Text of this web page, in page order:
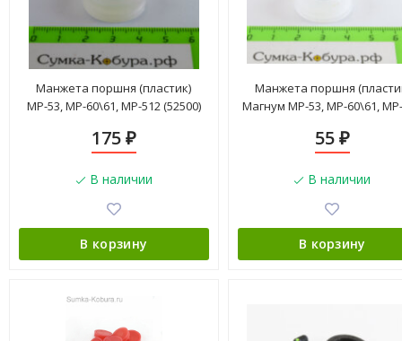
Манжета поршня (пластик)
МР-53, МР-60\61, МР-512 (52500)
175 ₽
В наличии
В корзину
Манжета поршня
Магнум МР-53, МР-60\61,
55 ₽
В наличии
В корзину